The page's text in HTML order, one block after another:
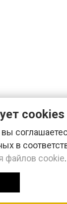
cookies
в
файлов cookie.